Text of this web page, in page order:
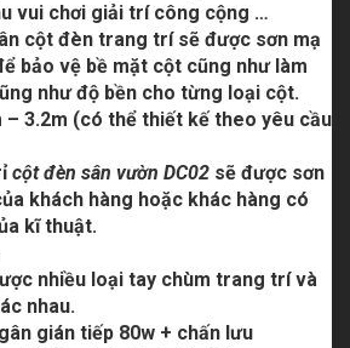
vui chơi giải trí công cộng …
cột đèn trang trísẽ được sơn mạ
bảo vệ bề mặt cột cũng như làm
như độ bền cho từng loại cột.
– 3.2m (có thể thiết kế theo yêu cầu
cột đèn sân vườn DC02 sẽ được sơn
khách hàng hoặc khác hàng có
kĩ thuật.
nhiều loại tay chùm trang trívà
nhau.
gián tiếp 80w + chấn lưu